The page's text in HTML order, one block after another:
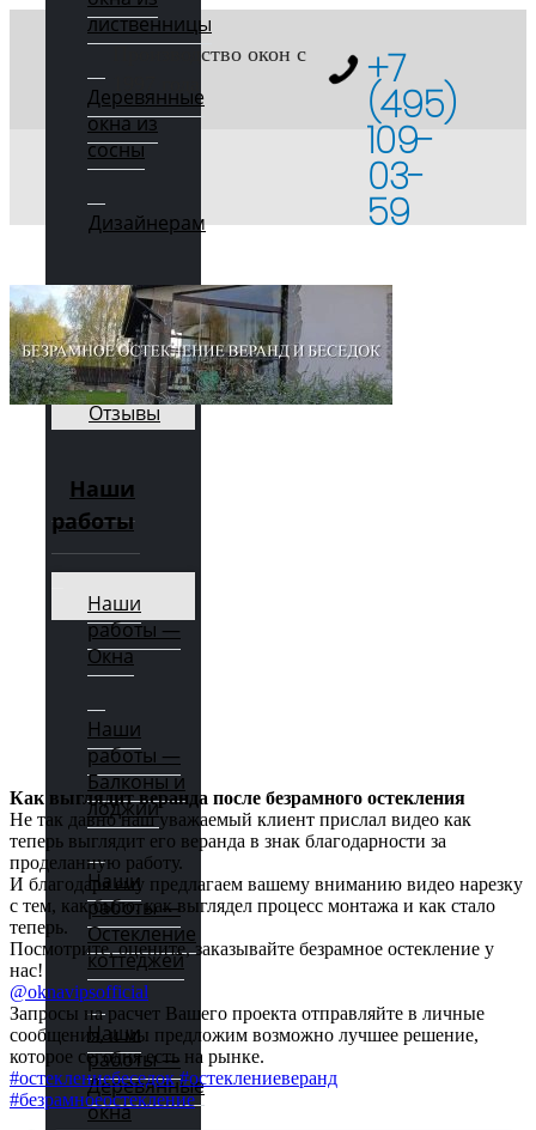
Производство окон с
+7
(495)
109-
03-
59
лиственницы
Деревянные
окна из
сосны
Дизайнерам
О
компании
Отзывы
Наши
работы
Наши
работы —
Окна
Наши
работы —
Балконы и
лоджии
Наши
работы —
Остекление
коттеджей
Наши
работы —
Деревянные
окна
Как выглядит веранда после безрамного остекления
Не так давно наш уважаемый клиент прислал видео как
теперь выглядит его веранда в знак благодарности за
проделанную работу.
И благодаря ему предлагаем вашему вниманию видео нарезку
с тем, как было, как выглядел процесс монтажа и как стало
теперь.
Посмотрите, оцените, заказывайте безрамное остекление у
нас!
@oknavipsofficial
Запросы на расчет Вашего проекта отправляйте в личные
сообщения, и мы предложим возможно лучшее решение,
которое сегодня есть на рынке.
#остеклениебеседок #остеклениеверанд
#безрамноеостекление